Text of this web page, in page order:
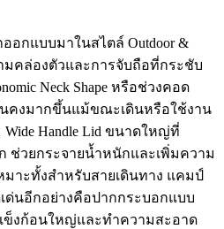
อกแบบมาในสไตล์ Outdoor &
มคล่องตัวและการจับถือที่กระชับ
Neck Shape หรือช่วงคอด
คงมากขึ้นแม้ขณะเดินหรือใช้งาน
Handle Lid ขนาดใหญ่ที่
ช่วยกระจายน้ำหนักและเพิ่มความ
มาะทั้งสำหรับสายเดินทาง แคมป์
ด่นอีกอย่างคือปากกระบอกแบบ
ข็งก้อนใหญ่และทำความสะอาด